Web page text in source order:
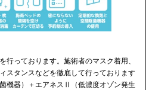
行っております。施術者のマスク着用、
スタンスなどを徹底して行っております
機器）＋エアネスⅡ（低濃度オゾン発生